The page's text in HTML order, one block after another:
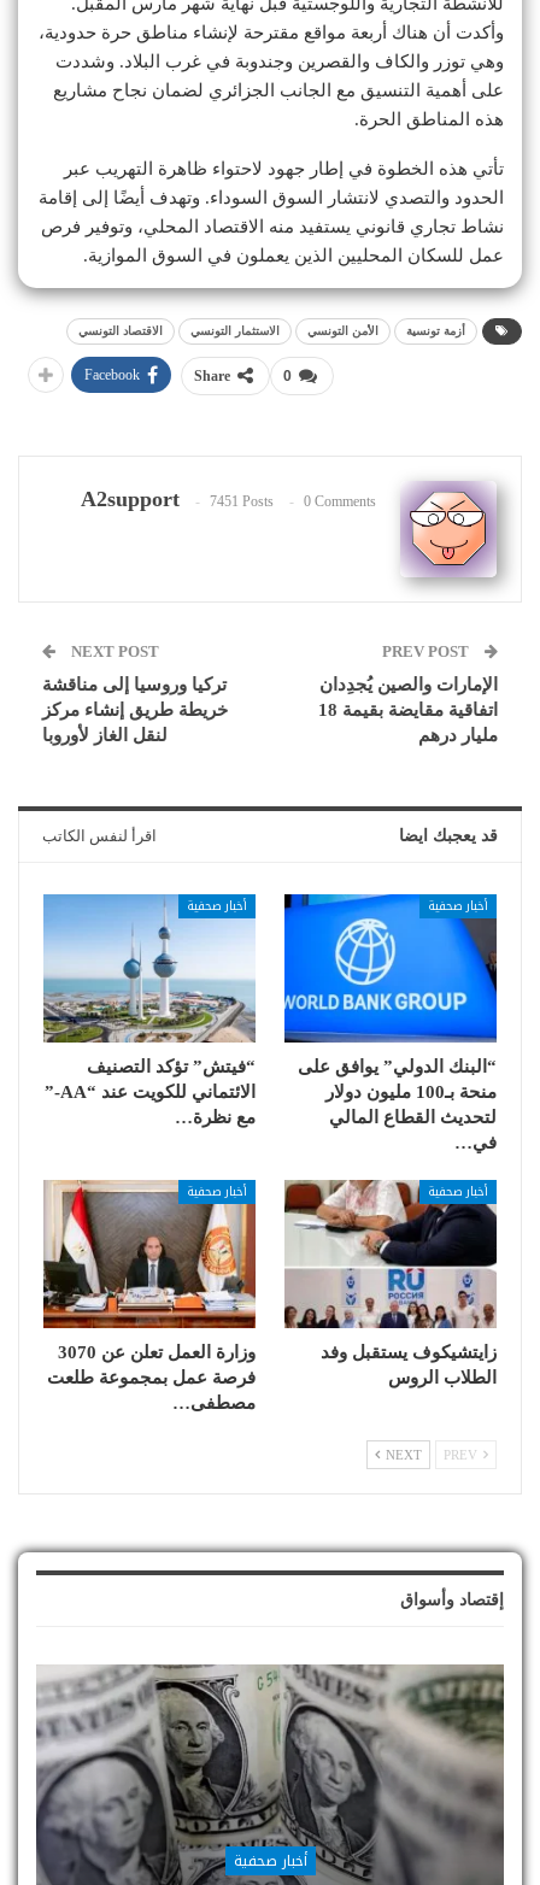
وأكدت أن هناك أربعة مواقع مقترحة لإنشاء مناطق حرة حدودية،
وهي توزر والكاف والقصرين وجندوبة في غرب البلاد. وشددت
على أهمية التنسيق مع الجانب الجزائري لضمان نجاح مشاريع
هذه المناطق الحرة.
تأتي هذه الخطوة في إطار جهود لاحتواء ظاهرة التهريب عبر
الحدود والتصدي لانتشار السوق السوداء. وتهدف أيضًا إلى إقامة
نشاط تجاري قانوني يستفيد منه الاقتصاد المحلي، وتوفير فرص
عمل للسكان المحليين الذين يعملون في السوق الموازية.
أزمة تونسية الأمن التونسي الاستثمار التونسي الاقتصاد التونسي
0
Share
Facebook
A2support 7451 Posts 0 Comments
الإمارات والصين يُجدِدان
اتفاقية مقايضة بقيمة 18
مليار درهم
NEXT POST
تركيا وروسيا إلى مناقشة
خريطة طريق إنشاء مركز
لنقل الغاز لأوروبا
قد يعجبك ايضا اقرأ لنفس الكاتب
أخبار صحفية
“البنك الدولي” يوافق على
منحة بـ100 مليون دولار
لتحديث القطاع المالي
في…
أخبار صحفية
“فيتش” تؤكد التصنيف
الائتماني للكويت عند “AA-”
مع نظرة…
أخبار صحفية
زايتشيكوف يستقبل وفد
الطلاب الروس
أخبار صحفية
وزارة العمل تعلن عن 3070
فرصة عمل بمجموعة طلعت
مصطفى…
NEXT
إقتصاد وأسواق
أخبار صحفية